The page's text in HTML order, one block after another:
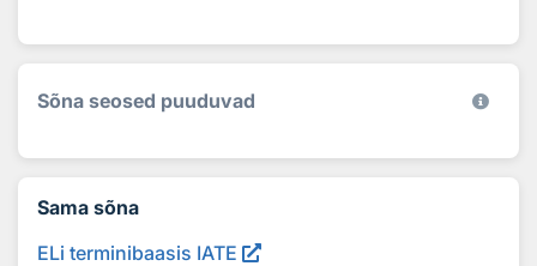
Sõna seosed puuduvad
Sama sõna
ELi terminibaasis IATE